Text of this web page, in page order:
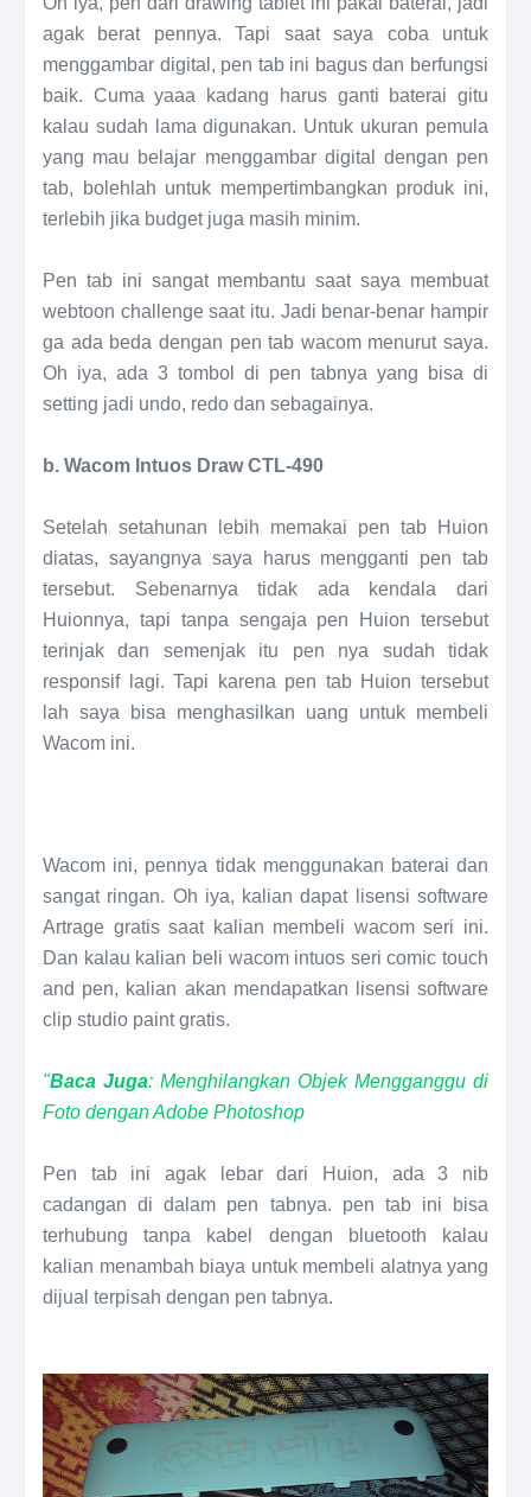
agak berat pennya. Tapi saat saya coba untuk
menggambar digital, pen tab ini bagus dan berfungsi
baik. Cuma yaaa kadang harus ganti baterai gitu
kalau sudah lama digunakan. Untuk ukuran pemula
yang mau belajar menggambar digital dengan pen
tab, bolehlah untuk mempertimbangkan produk ini,
terlebih jika budget juga masih minim.
Pen tab ini sangat membantu saat saya membuat
webtoon challenge saat itu. Jadi benar-benar hampir
ga ada beda dengan pen tab wacom menurut saya.
Oh iya, ada 3 tombol di pen tabnya yang bisa di
setting jadi undo, redo dan sebagainya.
b. Wacom Intuos Draw CTL-490
Setelah setahunan lebih memakai pen tab Huion
diatas, sayangnya saya harus mengganti pen tab
tersebut. Sebenarnya tidak ada kendala dari
Huionnya, tapi tanpa sengaja pen Huion tersebut
terinjak dan semenjak itu pen nya sudah tidak
responsif lagi. Tapi karena pen tab Huion tersebut
lah saya bisa menghasilkan uang untuk membeli
Wacom ini.
Wacom ini, pennya tidak menggunakan baterai dan
sangat ringan. Oh iya, kalian dapat lisensi software
Artrage gratis saat kalian membeli wacom seri ini.
Dan kalau kalian beli wacom intuos seri comic touch
and pen, kalian akan mendapatkan lisensi software
clip studio paint gratis.
"Baca Juga: Menghilangkan Objek Mengganggu di
Foto dengan Adobe Photoshop
Pen tab ini agak lebar dari Huion, ada 3 nib
cadangan di dalam pen tabnya. pen tab ini bisa
terhubung tanpa kabel dengan bluetooth kalau
kalian menambah biaya untuk membeli alatnya yang
dijual terpisah dengan pen tabnya.